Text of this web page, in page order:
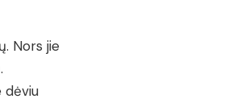
Nors jie
dėviu